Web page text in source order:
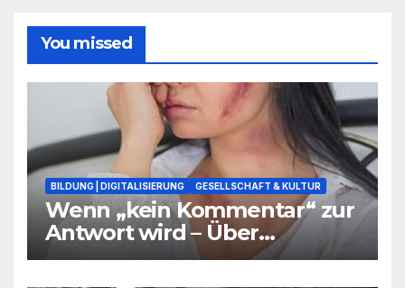
You missed
BILDUNG | DIGITALISIERUNG GESELLSCHAFT & KULTUR
Wenn „kein Kommentar“ zur
Antwort wird – Über
Warnsignale aus Schulen, die